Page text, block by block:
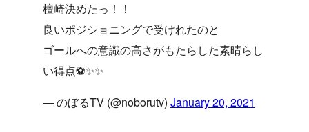
檀崎決めたっ！！
良いポジショニングで受けれたのと
ゴールへの意識の高さがもたらした素晴らし
い得点⚽️✨✨
— のぼるTV (@noborutv) January 20, 2021